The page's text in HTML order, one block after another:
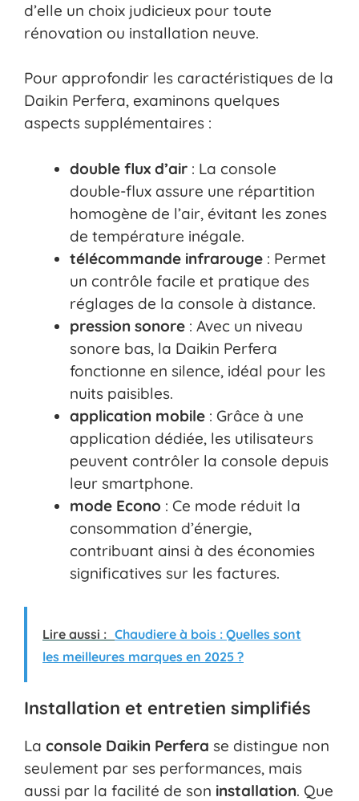
d’elle un choix judicieux pour toute
rénovation ou installation neuve.
Pour approfondir les caractéristiques de la
Daikin Perfera, examinons quelques
aspects supplémentaires :
double flux d’air : La console
double-flux assure une répartition
homogène de l’air, évitant les zones
de température inégale.
télécommande infrarouge : Permet
un contrôle facile et pratique des
réglages de la console à distance.
pression sonore : Avec un niveau
sonore bas, la Daikin Perfera
fonctionne en silence, idéal pour les
nuits paisibles.
application mobile : Grâce à une
application dédiée, les utilisateurs
peuvent contrôler la console depuis
leur smartphone.
mode Econo : Ce mode réduit la
consommation d’énergie,
contribuant ainsi à des économies
significatives sur les factures.
Lire aussi : Chaudiere à bois : Quelles sont
les meilleures marques en 2025 ?
Installation et entretien simplifiés
La console Daikin Perfera se distingue non
seulement par ses performances, mais
aussi par la facilité de son installation. Que